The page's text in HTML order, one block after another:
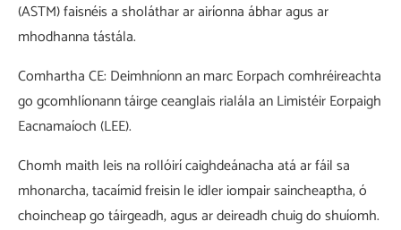
(ASTM) faisnéis a sholáthar ar airíonna ábhar agus ar
mhodhanna tástála.
Comhartha CE: Deimhníonn an marc Eorpach comhréireachta
go gcomhlíonann táirge ceanglais rialála an Limistéir Eorpaigh
Eacnamaíoch (LEE).
Chomh maith leis na rollóirí caighdeánacha atá ar fáil sa
mhonarcha, tacaímid freisin le idler iompair saincheaptha, ó
choincheap go táirgeadh, agus ar deireadh chuig do shuíomh.